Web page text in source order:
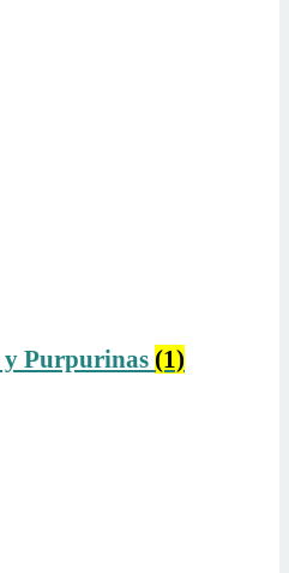
Purpurinas (1)